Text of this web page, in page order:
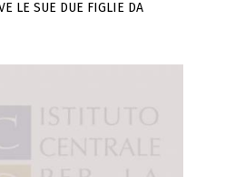
LE SUE DUE FIGLIE DA